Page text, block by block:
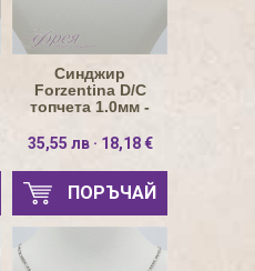
Синджир
Forzentina D/C
топчета 1.0мм -
35,55 лв · 18,18 €
ПОРЪЧАЙ